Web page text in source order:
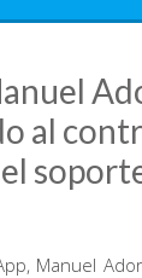
al
Manuel